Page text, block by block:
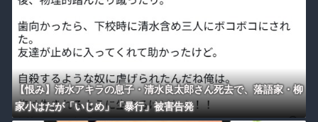
【恨み】清水アキラの息子・清水良太郎さん死去で、落語家・柳
家小はだが「いじめ」「暴行」被害告発